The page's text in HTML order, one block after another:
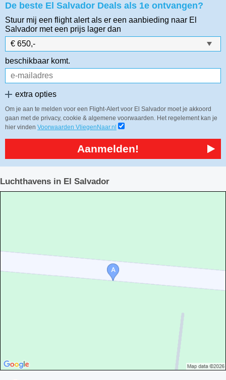
De beste El Salvador Deals als 1e ontvangen?
Stuur mij een flight alert als er een aanbieding naar El
Salvador met een prijs lager dan
beschikbaar komt.
extra opties
Om je aan te melden voor een Flight-Alert voor El Salvador moet je akkoord
gaan met de privacy, cookie & algemene voorwaarden. Het regelement kan je
hier vinden Voorwaarden VliegenNaar.nl
Aanmelden!
Luchthavens in El Salvador